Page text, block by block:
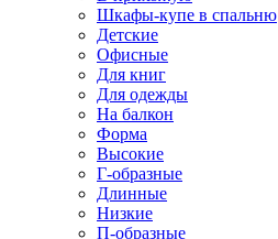
Шкафы-купе в спальню
Детские
Офисные
Для книг
Для одежды
На балкон
Форма
Высокие
Г-образные
Длинные
Низкие
П-образные